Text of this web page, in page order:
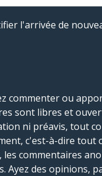
l'arrivée de
commenter ou
sont libres et
ni préavis, tout
c'est-à-dire tout
les commentaires
Ayez des opinions,